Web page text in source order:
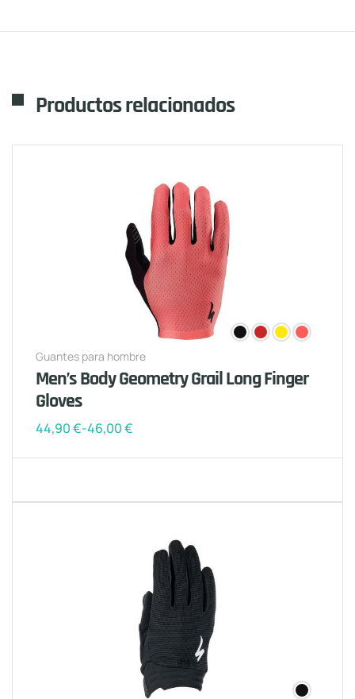
Productos relacionados
Guantes para hombre
Men’s Body Geometry Grail Long Finger
Gloves
44,90€-46,00€